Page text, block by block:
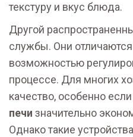
текстуру и вкус блюда.
Другой
службы. Они
возможностью
процессе. Для многих
качество, особенно
печи значительно
Однако такие